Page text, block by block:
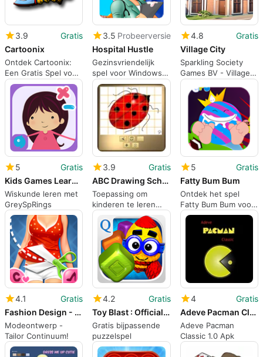
3.9
Gratis
Cartoonix
Ontdek Cartoonix:
Een Gratis Spel voor
het Gezin
3.5 Probeerversie
Hospital Hustle
Gezinsvriendelijk
spel voor Windows:
Hospital Hustle
4.8
Gratis
Village City
Sparkling Society
Games BV - Village
City
5
Gratis
Kids Games Learning Math Basic
Wiskunde leren met
GreySpRings
3.9
Gratis
ABC Drawing School
Toepassing om
kinderen te leren
tekenen
5
Gratis
Fatty Bum Bum
Ontdek het spel
Fatty Bum Bum voor
Windows
4.1
Gratis
Fashion Design - Tailor Continuum
Modeontwerp -
Tailor Continuum!
4.2
Gratis
Toy Blast : Official Game
Gratis bijpassende
puzzelspel
4
Gratis
Adeve Pacman Classic
Adeve Pacman
Classic 1.0 Apk